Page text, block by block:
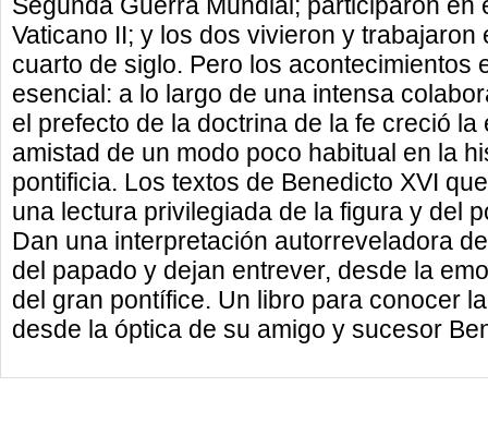
Vaticano II; y los dos vivieron y
cuarto de siglo. Pero los acontecimientos
esencial: a lo largo de una intensa
el prefecto de la doctrina de la fe creció
amistad de un modo poco habitual en la
pontificia. Los textos de Benedicto XVI
una lectura privilegiada de la figura y del
Dan una interpretación autorreveladora
del papado y dejan entrever, desde la
del gran pontífice. Un libro para conocer
desde la óptica de su amigo y sucesor